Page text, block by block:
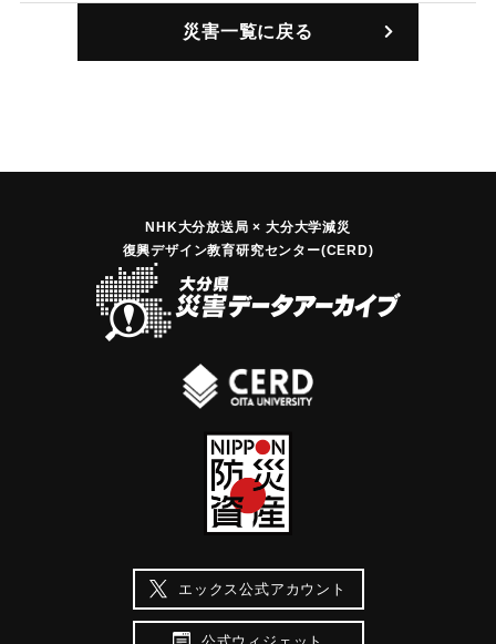
災害一覧に戻る
NHK大分放送局 × 大分大学減災
復興デザイン教育研究センター(CERD)
エックス公式アカウント